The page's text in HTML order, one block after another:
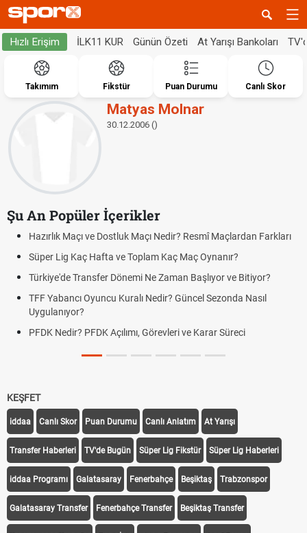
Hızlı Erişim İLK11 KUR Günün Özeti At Yarışı Bankoları
Takımım Fikstür Puan Durumu Canlı Skor
Matyas Molnar
30.12.2006 ()
Şu An Popüler İçerikler
Hazırlık Maçı ve Dostluk Maçı Nedir? Resmî Maçlardan Farkları
Süper Lig Kaç Hafta ve Toplam Kaç Maç Oynanır?
Türkiye'de Transfer Dönemi Ne Zaman Başlıyor ve Bitiyor?
TFF Yabancı Oyuncu Kuralı Nedir? Güncel Sezonda Nasıl
Uygulanıyor?
PFDK Nedir? PFDK Açılımı, Görevleri ve Karar Süreci
KEŞFET
iddaa Canlı Skor Puan Durumu Canlı Anlatım At Yarışı
Transfer Haberleri TV'de Bugün Süper Lig Fikstür Süper Lig Haberleri
iddaa Programı Galatasaray Fenerbahçe Beşiktaş Trabzonspor
Galatasaray Transfer Fenerbahçe Transfer Beşiktaş Transfer